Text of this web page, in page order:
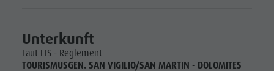
Unterkunft
Laut FIS - Reglement
TOURISMUSGEN. SAN VIGILIO/SAN MARTIN - DOLOMITES